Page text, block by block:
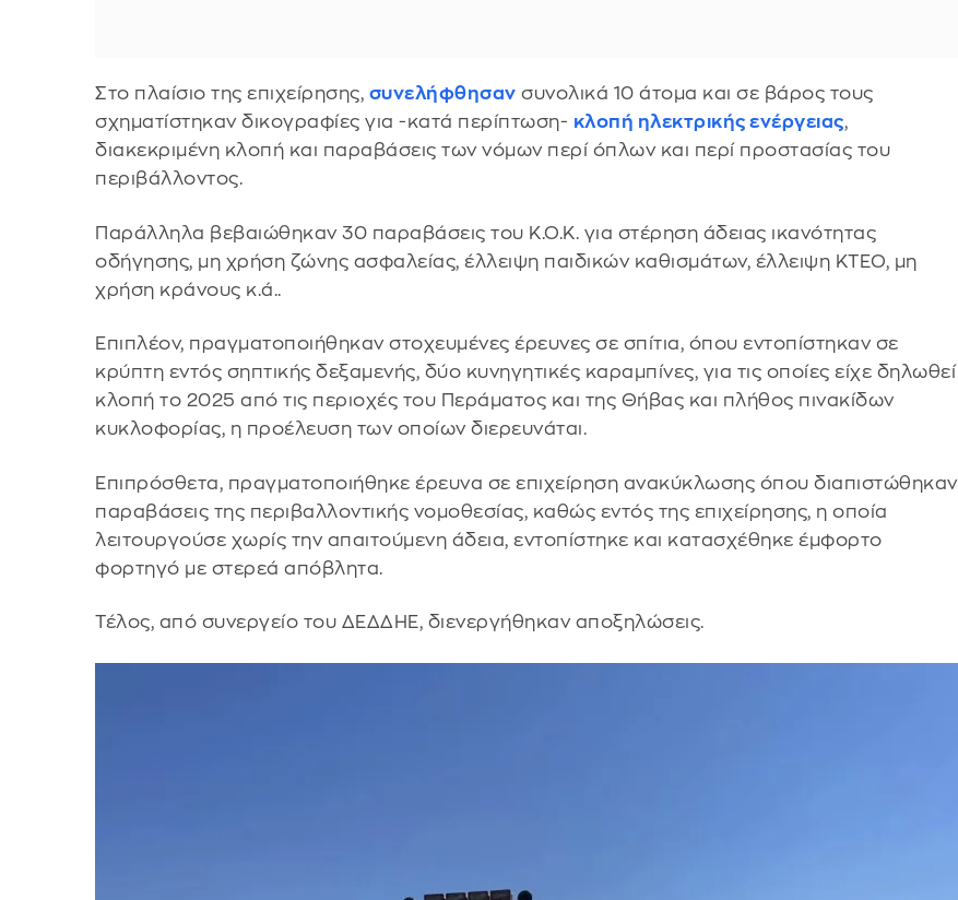
Στο πλαίσιο της επιχείρησης, συνελήφθησαν συνολικά 10 άτομα και σε βάρος τους
σχηματίστηκαν δικογραφίες για -κατά περίπτωση- κλοπή ηλεκτρικής ενέργειας,
διακεκριμένη κλοπή και παραβάσεις των νόμων περί όπλων και περί προστασίας του
περιβάλλοντος.
Παράλληλα βεβαιώθηκαν 30 παραβάσεις του Κ.Ο.Κ. για στέρηση άδειας ικανότητας
οδήγησης, μη χρήση ζώνης ασφαλείας, έλλειψη παιδικών καθισμάτων, έλλειψη ΚΤΕΟ, μη
χρήση κράνους κ.ά..
Επιπλέον, πραγματοποιήθηκαν στοχευμένες έρευνες σε σπίτια, όπου εντοπίστηκαν σε
κρύπτη εντός σηπτικής δεξαμενής, δύο κυνηγητικές καραμπίνες, για τις οποίες είχε δηλωθεί
κλοπή το 2025 από τις περιοχές του Περάματος και της Θήβας και πλήθος πινακίδων
κυκλοφορίας, η προέλευση των οποίων διερευνάται.
Επιπρόσθετα, πραγματοποιήθηκε έρευνα σε επιχείρηση ανακύκλωσης όπου διαπιστώθηκαν
παραβάσεις της περιβαλλοντικής νομοθεσίας, καθώς εντός της επιχείρησης, η οποία
λειτουργούσε χωρίς την απαιτούμενη άδεια, εντοπίστηκε και κατασχέθηκε έμφορτο
φορτηγό με στερεά απόβλητα.
Τέλος, από συνεργείο του ΔΕΔΔΗΕ, διενεργήθηκαν αποξηλώσεις.